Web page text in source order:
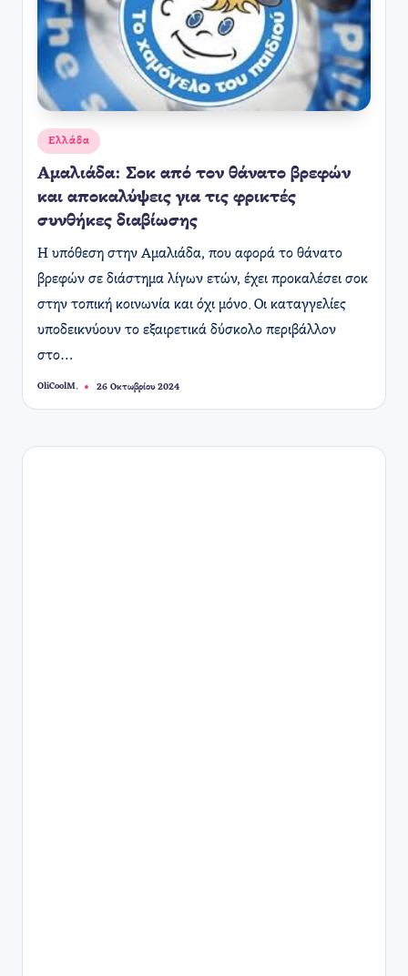
Αναρτήθηκε
σε
Ελλάδα
Αμαλιάδα: Σοκ από τον θάνατο βρεφών
και αποκαλύψεις για τις φρικτές
συνθήκες διαβίωσης
Η υπόθεση στην Αμαλιάδα, που αφορά το θάνατο
βρεφών σε διάστημα λίγων ετών, έχει προκαλέσει σοκ
στην τοπική κοινωνία και όχι μόνο. Οι καταγγελίες
υποδεικνύουν το εξαιρετικά δύσκολο περιβάλλον
στο…
Συγγραφέας:
OliCoolM. 26 Οκτωβρίου 2024